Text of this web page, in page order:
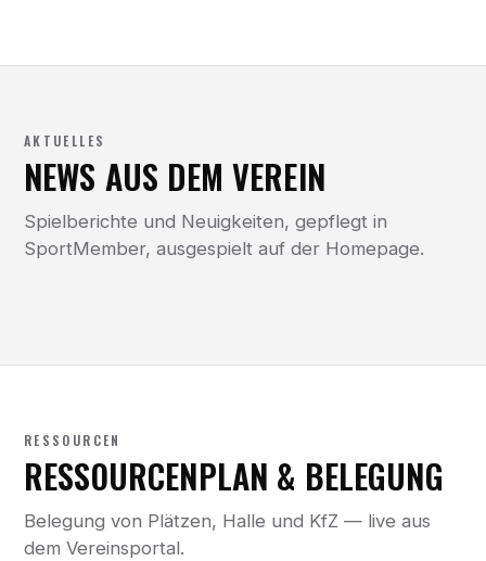
AKTUELLES
NEWS AUS DEM VEREIN
Spielberichte und Neuigkeiten, gepflegt in
SportMember, ausgespielt auf der Homepage.
RESSOURCEN
RESSOURCENPLAN & BELEGUNG
Belegung von Plätzen, Halle und KfZ — live aus
dem Vereinsportal.